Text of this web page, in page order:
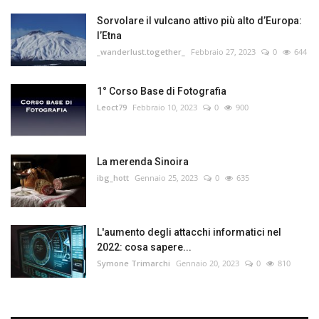
Sorvolare il vulcano attivo più alto d’Europa:
l’Etna
_wanderlust.together_ Febbraio 27, 2023 0 644
1° Corso Base di Fotografia
Leoct79 Febbraio 10, 2023 0 900
La merenda Sinoira
ibg_hott Gennaio 25, 2023 0 635
L'aumento degli attacchi informatici nel
2022: cosa sapere...
Symone Trimarchi Gennaio 20, 2023 0 810